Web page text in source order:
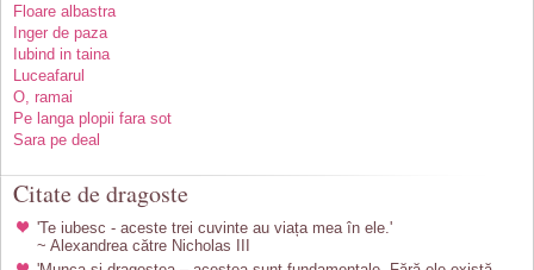
Floare albastra
Inger de paza
Iubind in taina
Luceafarul
O, ramai
Pe langa plopii fara sot
Sara pe deal
Citate de dragoste
'Te iubesc - aceste trei cuvinte au viața mea în ele.'
~ Alexandrea către Nicholas III